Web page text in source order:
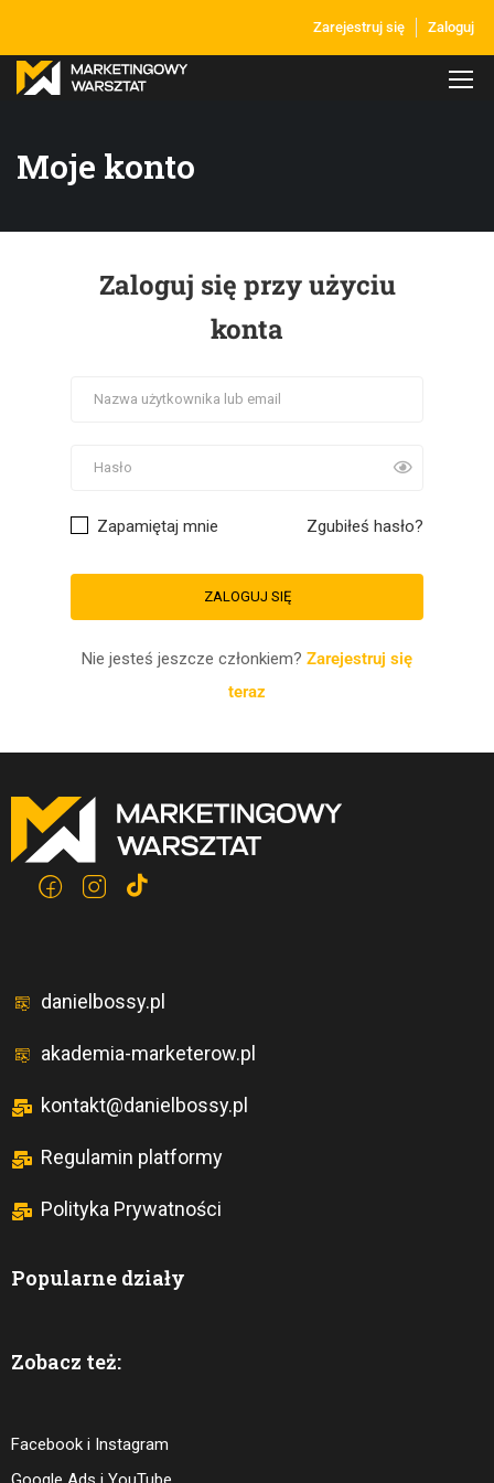
Zarejestruj się Zaloguj
Moje konto
Zaloguj się przy użyciu
konta
Zgubiłeś hasło?
Zapamiętaj mnie
Nie jesteś jeszcze członkiem? Zarejestruj się
teraz
danielbossy.pl
akademia-marketerow.pl
kontakt@danielbossy.pl
Regulamin platformy
Polityka Prywatności
Popularne działy
Zobacz też:
Facebook i Instagram